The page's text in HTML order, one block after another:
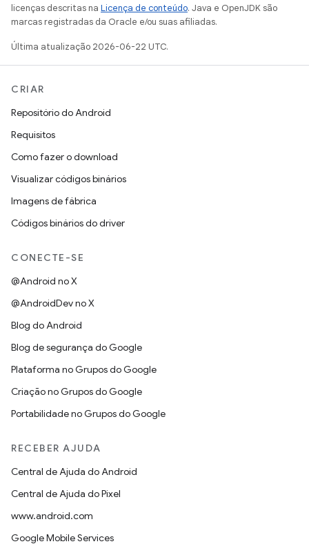
licenças descritas na Licença de conteúdo. Java e OpenJDK são
marcas registradas da Oracle e/ou suas afiliadas.
Última atualização 2026-06-22 UTC.
CRIAR
Repositório do Android
Requisitos
Como fazer o download
Visualizar códigos binários
Imagens de fábrica
Códigos binários do driver
CONECTE-SE
@Android no X
@AndroidDev no X
Blog do Android
Blog de segurança do Google
Plataforma no Grupos do Google
Criação no Grupos do Google
Portabilidade no Grupos do Google
RECEBER AJUDA
Central de Ajuda do Android
Central de Ajuda do Pixel
www.android.com
Google Mobile Services